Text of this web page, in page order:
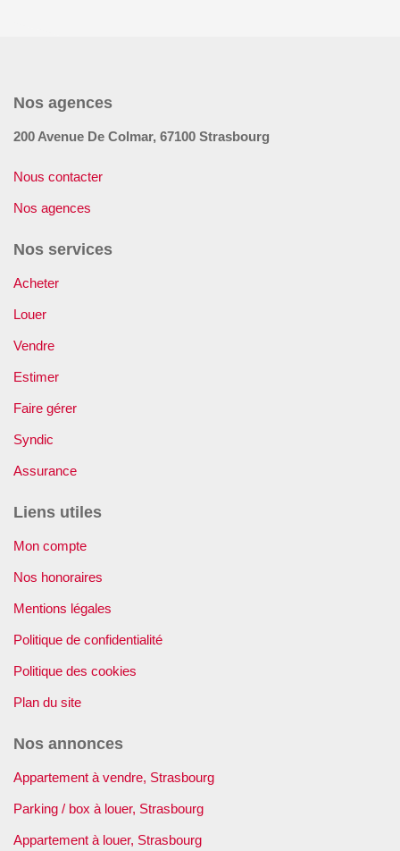
Nos agences
200 Avenue De Colmar, 67100 Strasbourg
Nous contacter
Nos agences
Nos services
Acheter
Louer
Vendre
Estimer
Faire gérer
Syndic
Assurance
Liens utiles
Mon compte
Nos honoraires
Mentions légales
Politique de confidentialité
Politique des cookies
Plan du site
Nos annonces
Appartement à vendre, Strasbourg
Parking / box à louer, Strasbourg
Appartement à louer, Strasbourg